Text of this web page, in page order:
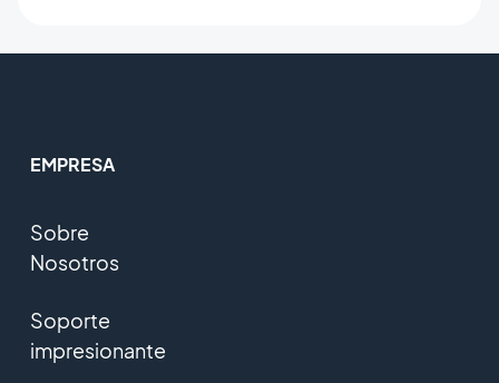
EMPRESA
Sobre
Nosotros
Soporte
impresionante